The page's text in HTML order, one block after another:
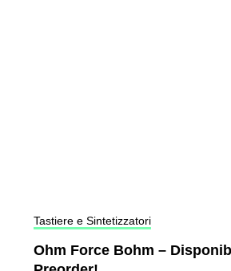
Tastiere e Sintetizzatori
Ohm Force Bohm –